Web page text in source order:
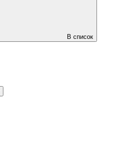
В список